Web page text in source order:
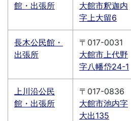
館・出張所
大館市釈迦内
字上大留6
長木公民館・
出張所
〒017-0031
大館市上代野
字八幡岱24-1
上川沿公民
館・出張所
〒017-0836
大館市池内字
大出135